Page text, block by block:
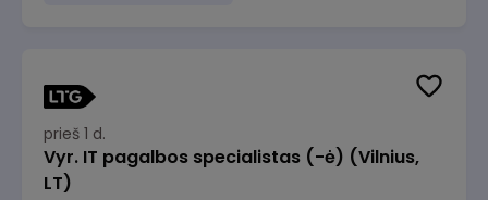
prieš 1 d.
Vyr. IT pagalbos specialistas (-ė) (Vilnius,
LT)